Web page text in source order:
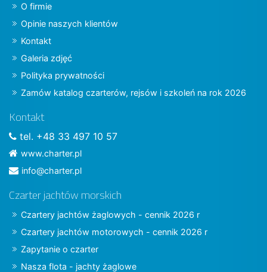
O firmie
Opinie naszych klientów
Kontakt
Galeria zdjęć
Polityka prywatności
Zamów katalog czarterów, rejsów i szkoleń na rok 2026
Kontakt
tel. +48 33 497 10 57
www.charter.pl
info@charter.pl
Czarter jachtów morskich
Czartery jachtów żaglowych - cennik 2026 r
Czartery jachtów motorowych - cennik 2026 r
Zapytanie o czarter
Nasza flota - jachty żaglowe